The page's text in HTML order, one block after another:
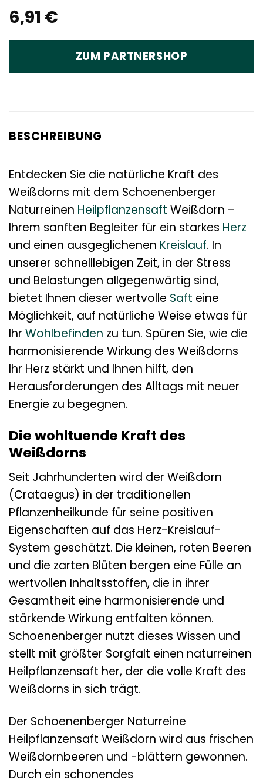
6,91 €
ZUM PARTNERSHOP
BESCHREIBUNG
Entdecken Sie die natürliche Kraft des
Weißdorns mit dem Schoenenberger
Naturreinen Heilpflanzensaft Weißdorn –
Ihrem sanften Begleiter für ein starkes Herz
und einen ausgeglichenen Kreislauf. In
unserer schnelllebigen Zeit, in der Stress
und Belastungen allgegenwärtig sind,
bietet Ihnen dieser wertvolle Saft eine
Möglichkeit, auf natürliche Weise etwas für
Ihr Wohlbefinden zu tun. Spüren Sie, wie die
harmonisierende Wirkung des Weißdorns
Ihr Herz stärkt und Ihnen hilft, den
Herausforderungen des Alltags mit neuer
Energie zu begegnen.
Die wohltuende Kraft des
Weißdorns
Seit Jahrhunderten wird der Weißdorn
(Crataegus) in der traditionellen
Pflanzenheilkunde für seine positiven
Eigenschaften auf das Herz-Kreislauf-
System geschätzt. Die kleinen, roten Beeren
und die zarten Blüten bergen eine Fülle an
wertvollen Inhaltsstoffen, die in ihrer
Gesamtheit eine harmonisierende und
stärkende Wirkung entfalten können.
Schoenenberger nutzt dieses Wissen und
stellt mit größter Sorgfalt einen naturreinen
Heilpflanzensaft her, der die volle Kraft des
Weißdorns in sich trägt.
Der Schoenenberger Naturreine
Heilpflanzensaft Weißdorn wird aus frischen
Weißdornbeeren und -blättern gewonnen.
Durch ein schonendes